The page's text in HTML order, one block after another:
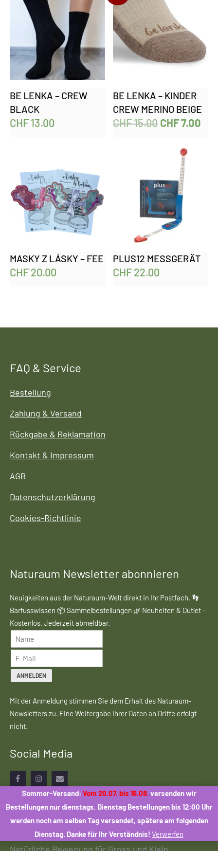
Sommer-Versand: Vom 20.07. bis 16.08. versenden wir
Bestellungen nur dienstags. Dienstag Bestellungen bis 12:00 Uhr
werden noch am selben Tag versendet, spätere am folgenden
Dienstag. Danke für Ihr Verständnis! Verwerfen
BE LENKA – CREW
BLACK
CHF13.00
BE LENKA – KINDER
CREW MERINO BEIGE
CHF15.00 CHF7.00
MASKY Z LÁSKY – FEE
CHF20.00
PLUS12 MESSGERÄT
CHF22.00
FAQ & Service
Bestellung
Zahlung & Versand
Rückgabe & Reklamation
Kontakt & Impressum
AGB
Datenschutzerklärung
Cookies-Richtlinie
Naturaum Newsletter abonnieren
Neuigkeiten aus der Naturaum-Welt direkt in Ihr Postfach. 👣
Barfusswissen 📦 Sammelbestellungen 🌿 Neuheiten & Outlet -
Kostenlos. Jederzeit abmeldbar.
ANMELDEN
Mit der Anmeldung stimmen Sie dem Erhalt des Naturaum-
Newsletters zu. Eine Weitergabe Ihrer Daten an Dritte erfolgt
nicht.
Social Media
FacebookInstagram
Email